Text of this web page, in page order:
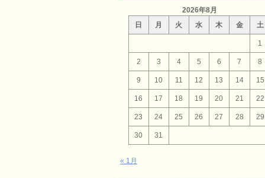
2026年8月
日
月 火 水 木 金 土
1
2 3 4 5 6 7 8
9 10 11 12 13 14 15
16 17 18 19 20 21 22
23 24 25 26 27 28 29
30 31
« 1月